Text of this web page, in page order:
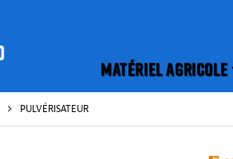
MATÉRIEL AGRICOLE
PULVÉRISATEUR